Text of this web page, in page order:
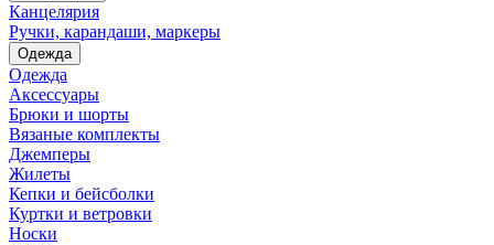
Канцелярия
Ручки, карандаши, маркеры
Одежда
Одежда
Аксессуары
Брюки и шорты
Вязаные комплекты
Джемперы
Жилеты
Кепки и бейсболки
Куртки и ветровки
Носки